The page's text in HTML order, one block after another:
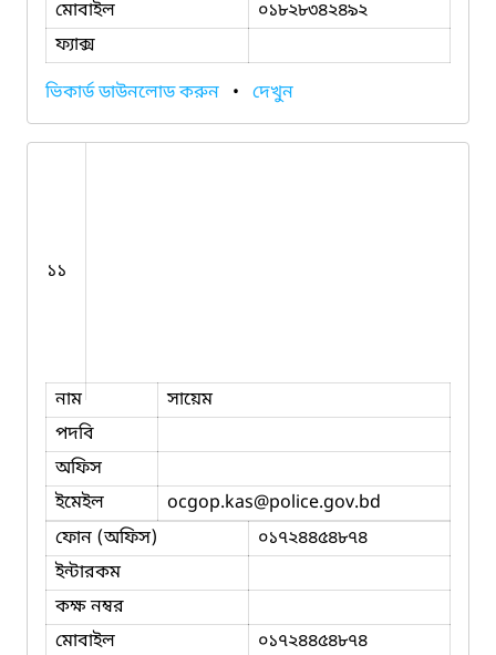
মোবাইল
০১৮২৮৩৪২৪৯২
ফ্যাক্স
ভিকার্ড ডাউনলোড করুন • দেখুন
১১
নাম
সায়েম
পদবি
অফিস
ইমেইল
ocgop.kas@police.gov.bd
ফোন (অফিস)
০১৭২৪৪৫৪৮৭৪
ইন্টারকম
কক্ষ নম্বর
মোবাইল
০১৭২৪৪৫৪৮৭৪